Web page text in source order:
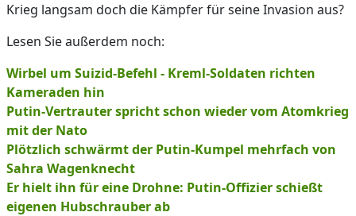
Krieg langsam doch die Kämpfer für seine Invasion aus?
Lesen Sie außerdem noch:
Wirbel um Suizid-Befehl - Kreml-Soldaten richten
Kameraden hin
Putin-Vertrauter spricht schon wieder vom Atomkrieg
mit der Nato
Plötzlich schwärmt der Putin-Kumpel mehrfach von
Sahra Wagenknecht
Er hielt ihn für eine Drohne: Putin-Offizier schießt
eigenen Hubschrauber ab